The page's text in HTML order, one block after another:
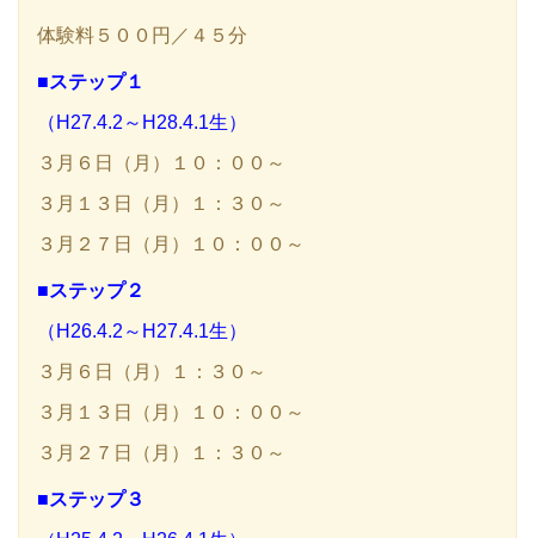
体験料５００円／４５分
■ステップ１
（H27.4.2～H28.4.1生）
３月６日（月）１０：００～
３月１３日（月）１：３０～
３月２７日（月）１０：００～
■ステップ２
（H26.4.2～H27.4.1生）
３月６日（月）１：３０～
３月１３日（月）１０：００～
３月２７日（月）１：３０～
■ステップ３